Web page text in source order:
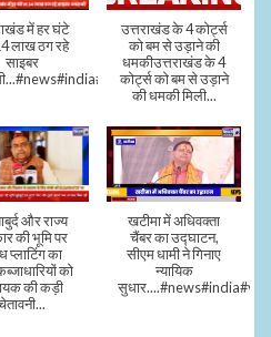
में हर घंटे
लाख ठग रहे
साइबर
उत्तराखंड के 4 कोर्ट्स
को बम से उड़ाने की
धमकीउत्तराखंड के 4
कोर्ट्स को बम से उड़ाने
की धमकी मिली...
और राज्य
की भूमि पर
प्लाटिंग का
को
की कड़ी
खटीमा में अधिवक्ता
चैंबर का उद्घाटन,
सीएम धामी ने गिनाए
न्यायिक